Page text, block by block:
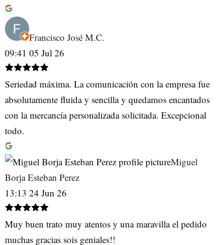
Francisco José M.C.
09:41 05 Jul 26
Seriedad máxima. La comunicación con la empresa fue
absolutamente fluida y sencilla y quedamos encantados
con la mercancía personalizada solicitada. Excepcional
todo.
Miguel
Borja Esteban Perez
13:13 24 Jun 26
Muy buen trato muy atentos y una maravilla el pedido
muchas gracias sois geniales!!